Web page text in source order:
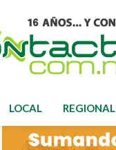
LOCAL REGIONAL